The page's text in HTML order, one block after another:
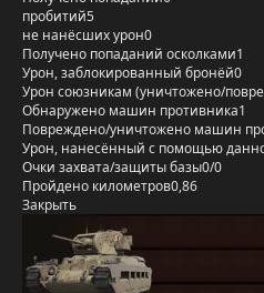
пробитий5
не нанёсших урон0
Получено попаданий осколками1
Урон, заблокированный бронёй0
Урон союзникам (уничтожено/
Обнаружено машин противника1
Повреждено/уничтожено машин
Урон, нанесённый с помощью
Очки захвата/защиты базы0/0
Пройдено километров0,86
Закрыть